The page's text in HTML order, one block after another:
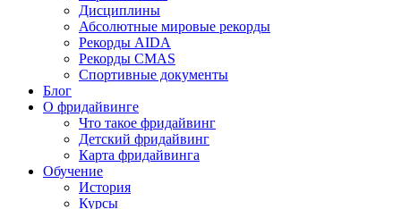
Дисциплины
Абсолютные мировые рекорды
Рекорды AIDA
Рекорды CMAS
Спортивные документы
Блог
О фридайвинге
Что такое фридайвинг
Детский фридайвинг
Карта фридайвинга
Обучение
История
Курсы